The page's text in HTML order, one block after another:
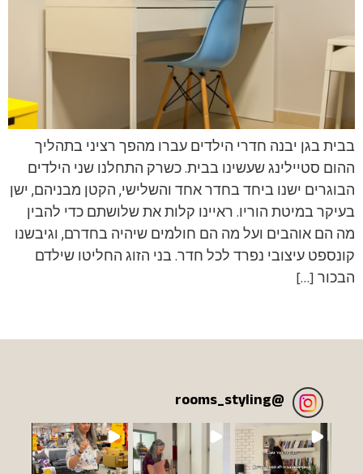
בבית בגן יבנה חדרי הילדים עברו מהפך רציני בתהליך
ההום סטיילינג שעשינו בבית. כשרק התחלנו שני הילדים
הבוגרים ישנו ביחד בחדר אחד והשלישי, הקטן מבניהם, ישן
בעיקר במיטת הוריו. ראיינו קלות את שלושתם כדי להבין
מה הם אוהבים ועל מה הם חולמים שיהיה בחדרם, וגיבשנו
קונספט עיצובי נפרד לכל חדר. בני הזוג החליטו שילדם
הבכור […]
@
rooms_styling